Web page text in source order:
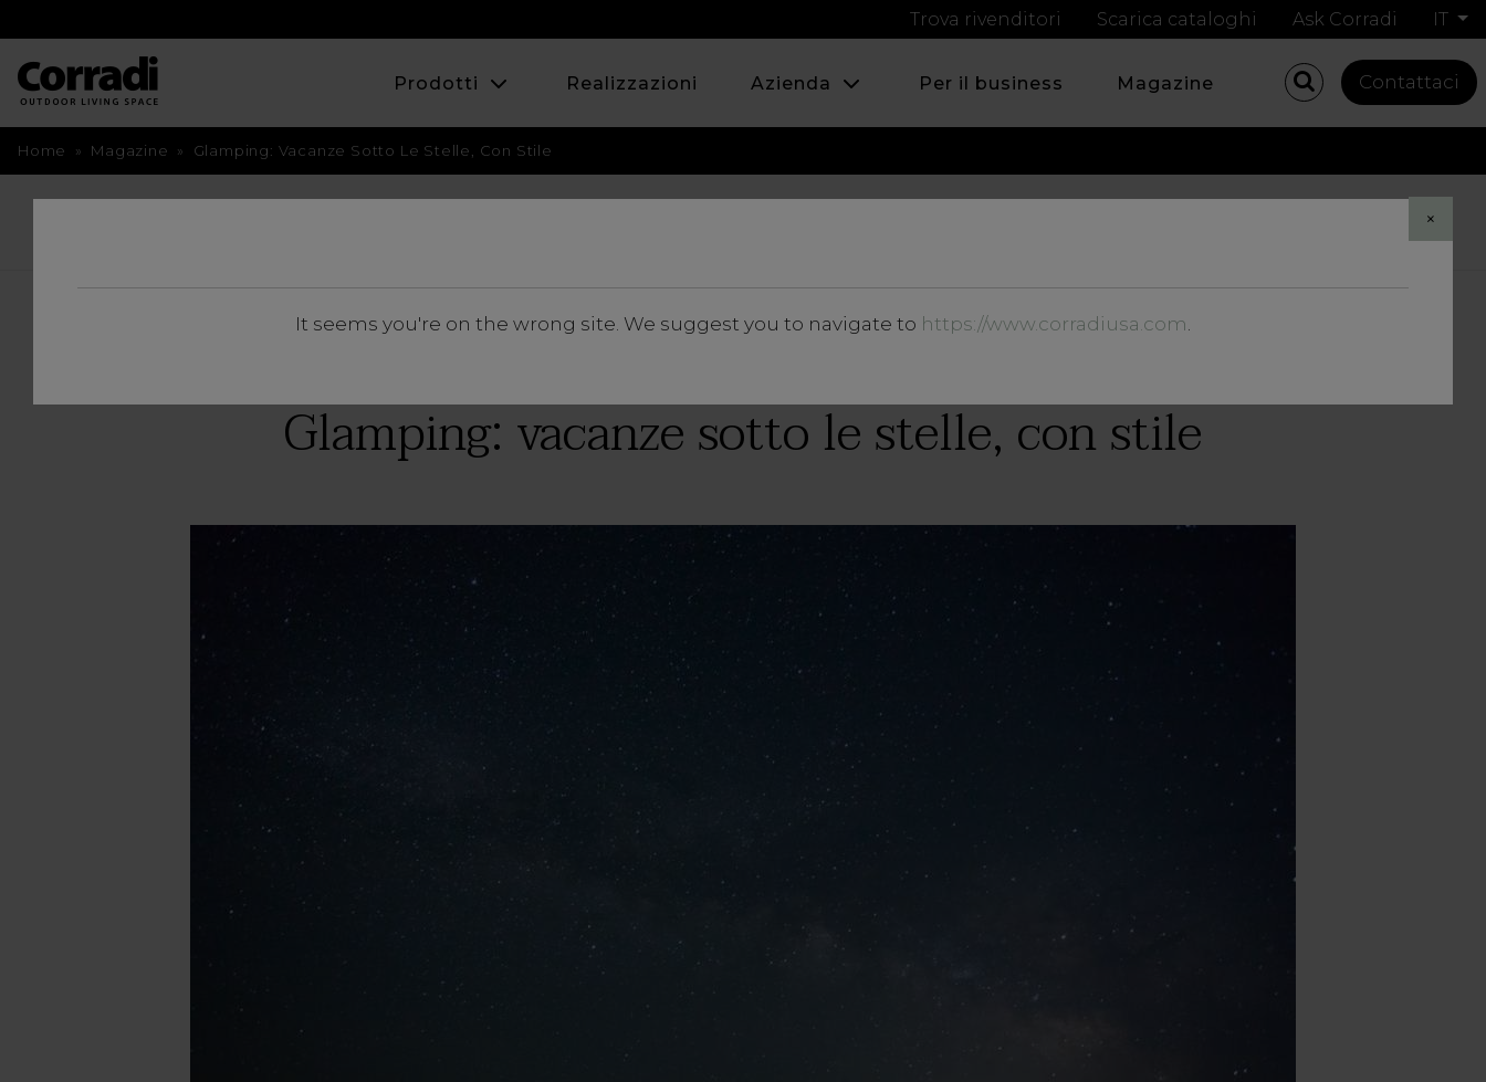
×
It seems you're on the wrong site. We suggest you to navigate to https://www.corradiusa.com.
Trova rivenditori Scarica cataloghi Ask Corradi IT
Prodotti Realizzazioni Azienda Per il business Magazine Contattaci
Home » Magazine » Glamping: Vacanze Sotto Le Stelle, Con Stile
Glamping: vacanze sotto le stelle, con stile